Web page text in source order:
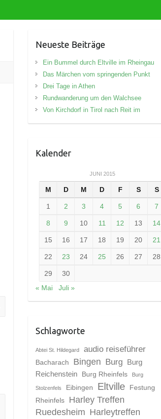
Neueste Beiträge
Ein Bummel durch Eltville im Rheingau
Das Märchen vom springenden Punkt
Drei Tage in Athen
Rundwanderung um den Walchsee
Von Kirchdorf in Tirol nach Reit im
Kalender
JUNI 2015
M D M D F S S
1 2 3 4 5 6 7
8 9 10 11 12 13 14
15 16 17 18 19 20 21
22 23 24 25 26 27 28
29
30
« Mai
Juli »
Schlagworte
Abtei St. Hildegard audio reiseführer
Bacharach Bingen Burg
Burg
Reichenstein
Burg Rheinfels Burg
Stolzenfels Eibingen Eltville
Festung
Rheinfels
Harley Treffen
Ruedesheim Harleytreffen